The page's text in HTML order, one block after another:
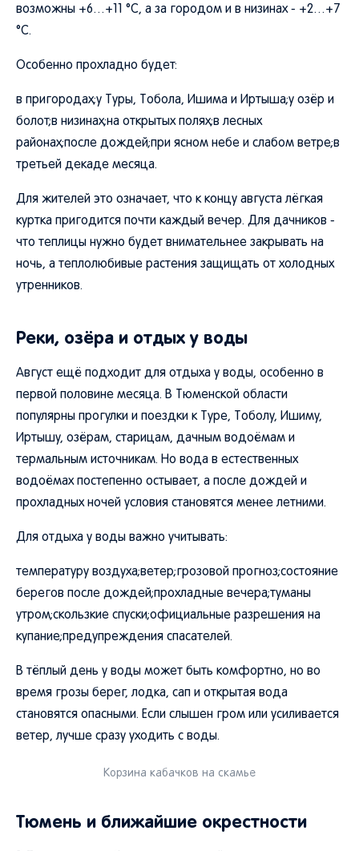
возможны +6…+11 °C, а за городом и в низинах - +2…+7
°C.
Особенно прохладно будет:
в пригородах;у Туры, Тобола, Ишима и Иртыша;у озёр и
болот;в низинах;на открытых полях;в лесных
районах;после дождей;при ясном небе и слабом ветре;в
третьей декаде месяца.
Для жителей это означает, что к концу августа лёгкая
куртка пригодится почти каждый вечер. Для дачников -
что теплицы нужно будет внимательнее закрывать на
ночь, а теплолюбивые растения защищать от холодных
утренников.
Реки, озёра и отдых у воды
Август ещё подходит для отдыха у воды, особенно в
первой половине месяца. В Тюменской области
популярны прогулки и поездки к Туре, Тоболу, Ишиму,
Иртышу, озёрам, старицам, дачным водоёмам и
термальным источникам. Но вода в естественных
водоёмах постепенно остывает, а после дождей и
прохладных ночей условия становятся менее летними.
Для отдыха у воды важно учитывать:
температуру воздуха;ветер;грозовой прогноз;состояние
берегов после дождей;прохладные вечера;туманы
утром;скользкие спуски;официальные разрешения на
купание;предупреждения спасателей.
В тёплый день у воды может быть комфортно, но во
время грозы берег, лодка, сап и открытая вода
становятся опасными. Если слышен гром или усиливается
ветер, лучше сразу уходить с воды.
Корзина кабачков на скамье
Тюмень и ближайшие окрестности